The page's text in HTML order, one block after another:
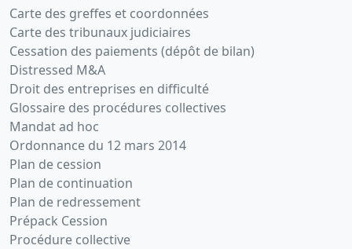
Carte des greffes et coordonnées
Carte des tribunaux judiciaires
Cessation des paiements (dépôt de bilan)
Distressed M&A
Droit des entreprises en difficulté
Glossaire des procédures collectives
Mandat ad hoc
Ordonnance du 12 mars 2014
Plan de cession
Plan de continuation
Plan de redressement
Prépack Cession
Procédure collective